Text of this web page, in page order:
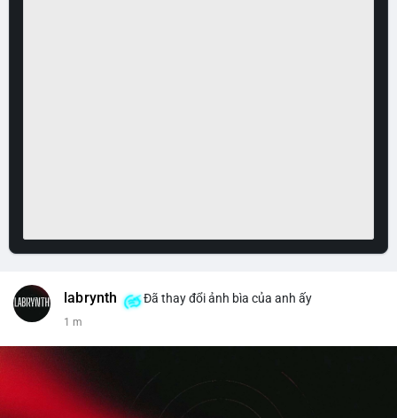
labrynth Đã thay đổi ảnh bìa của anh ấy
1 m